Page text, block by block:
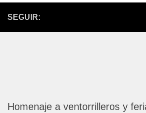
SEGUIR:
Homenaje a ventorrilleros y